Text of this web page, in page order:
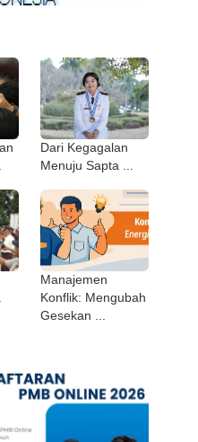
Dari Kegagalan
Menuju Sapta ...
Manajemen
Konflik: Mengubah
Gesekan ...